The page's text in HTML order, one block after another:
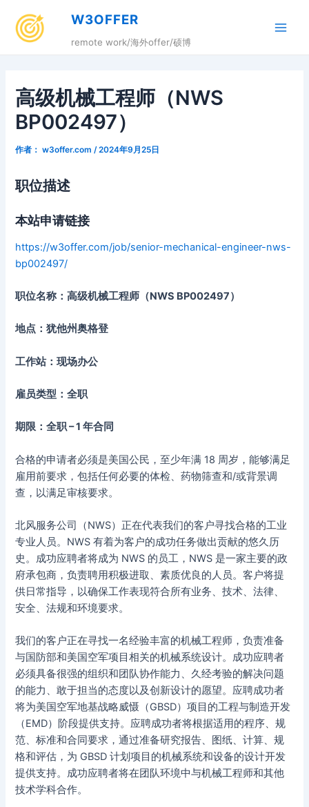
W3OFFER
remote work/海外offer/硕博
高级机械工程师（NWS
BP002497）
作者： w3offer.com /2024年9月25日
职位描述
本站申请链接
https://w3offer.com/job/senior-mechanical-engineer-nws-
bp002497/
职位名称：高级机械工程师（NWS BP002497）
地点：犹他州奥格登
工作站：现场办公
雇员类型：全职
期限：全职 – 1 年合同
合格的申请者必须是美国公民，至少年满 18 周岁，能够满足
雇用前要求，包括任何必要的体检、药物筛查和/或背景调
查，以满足审核要求。
北风服务公司（NWS）正在代表我们的客户寻找合格的工业
专业人员。NWS 有着为客户的成功任务做出贡献的悠久历
史。成功应聘者将成为 NWS 的员工，NWS 是一家主要的政
府承包商，负责聘用积极进取、素质优良的人员。客户将提
供日常指导，以确保工作表现符合所有业务、技术、法律、
安全、法规和环境要求。
我们的客户正在寻找一名经验丰富的机械工程师，负责准备
与国防部和美国空军项目相关的机械系统设计。成功应聘者
必须具备很强的组织和团队协作能力、久经考验的解决问题
的能力、敢于担当的态度以及创新设计的愿望。应聘成功者
将为美国空军地基战略威慑（GBSD）项目的工程与制造开发
（EMD）阶段提供支持。应聘成功者将根据适用的程序、规
范、标准和合同要求，通过准备研究报告、图纸、计算、规
格和评估，为 GBSD 计划项目的机械系统和设备的设计开发
提供支持。成功应聘者将在团队环境中与机械工程师和其他
技术学科合作。